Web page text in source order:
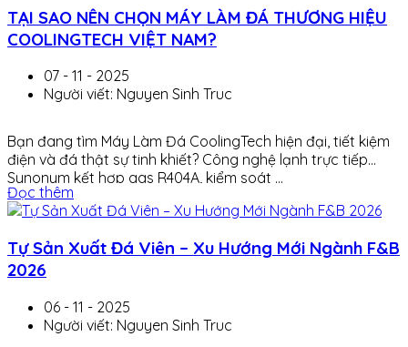
TẠI SAO NÊN CHỌN MÁY LÀM ĐÁ THƯƠNG HIỆU
COOLINGTECH VIỆT NAM?
07 - 11 - 2025
Người viết: Nguyen Sinh Truc
Bạn đang tìm Máy Làm Đá CoolingTech hiện đại, tiết kiệm
điện và đá thật sự tinh khiết? Công nghệ lạnh trực tiếp
Synonym kết hợp gas R404A, kiểm soát ...
Đọc thêm
Tự Sản Xuất Đá Viên – Xu Hướng Mới Ngành F&B
2026
06 - 11 - 2025
Người viết: Nguyen Sinh Truc